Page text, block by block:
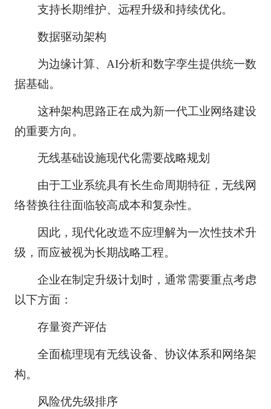
支持长期维护、远程升级和持续优化。
数据驱动架构
为边缘计算、AI分析和数字孪生提供统一数
据基础。
这种架构思路正在成为新一代工业网络建设
的重要方向。
无线基础设施现代化需要战略规划
由于工业系统具有长生命周期特征，无线网
络替换往往面临较高成本和复杂性。
因此，现代化改造不应理解为一次性技术升
级，而应被视为长期战略工程。
企业在制定升级计划时，通常需要重点考虑
以下方面：
存量资产评估
全面梳理现有无线设备、协议体系和网络架
构。
风险优先级排序